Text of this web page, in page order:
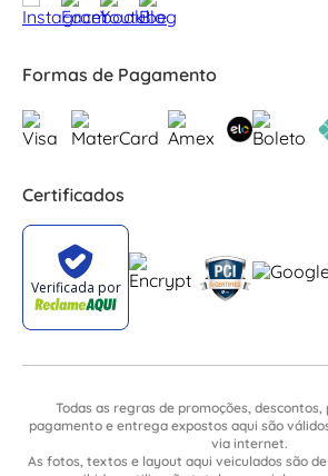
Formas de Pagamento
Certificados
Todas as regras de promoções, descontos,
pagamento e entrega expostos aqui são
via internet.
As fotos, textos e layout aqui veiculados são